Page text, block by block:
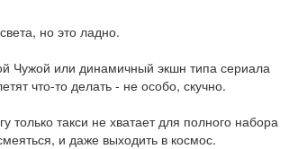
но это ладно.
Чужой или динамичный экшн типа сериала
что-то делать - не особо, скучно.
только такси не хватает для полного набора
и даже выходить в космос.